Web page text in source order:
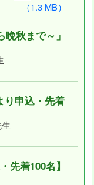
（1.3 MB）
晩秋まで～」
り申込・先着
先着100名】